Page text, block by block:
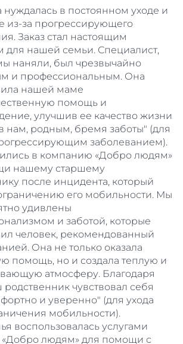
в постоянном уходе и
из-за прогрессирующего
Заказ стал настоящим
для нашей семьи. Специалист,
наняли, был чрезвычайно
и профессиональным. Она
нашей маме
помощь и
улучшив ее качество жизни
нам, родным, бремя заботы" (для
заболеванием).
в компанию «Добро людям»
нашему старшему
после инцидента, который
его мобильности. Мы
удивлены
и заботой, которые
человек, рекомендованный
Она не только оказала
помощь, но и создала теплую и
атмосферу. Благодаря
родственник чувствовал себя
и уверенно" (для ухода
мобильности).
воспользовалась услугами
людям» для помощи с